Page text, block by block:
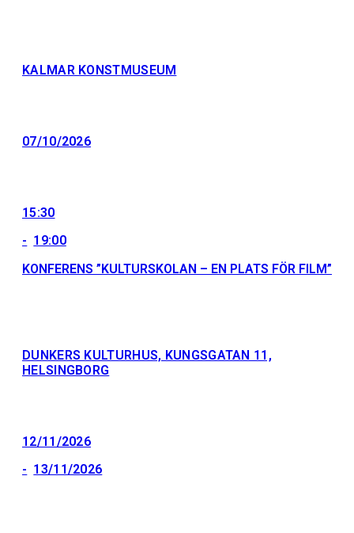
KALMAR KONSTMUSEUM
07/10/2026
15:30
19:00
KONFERENS ”KULTURSKOLAN – EN PLATS FÖR FILM”
DUNKERS KULTURHUS, KUNGSGATAN 11,
HELSINGBORG
12/11/2026
13/11/2026